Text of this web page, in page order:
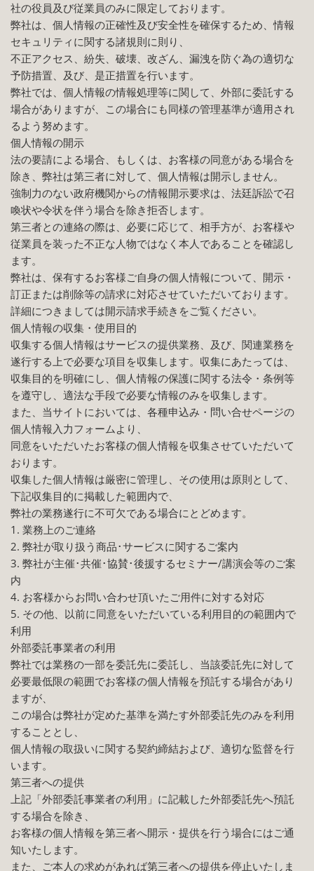
社の役員及び従業員のみに限定しております。
弊社は、個人情報の正確性及び安全性を確保するため、情報
セキュリティに関する諸規則に則り、
不正アクセス、紛失、破壊、改ざん、漏洩を防ぐ為の適切な
予防措置、及び、是正措置を行います。
弊社では、個人情報の情報処理等に関して、外部に委託する
場合がありますが、この場合にも同様の管理基準が適用され
るよう努めます。
個人情報の開示
法の要請による場合、もしくは、お客様の同意がある場合を
除き、弊社は第三者に対して、個人情報は開示しません。
強制力のない政府機関からの情報開示要求は、法廷訴訟で召
喚状や令状を伴う場合を除き拒否します。
第三者との連絡の際は、必要に応じて、相手方が、お客様や
従業員を装った不正な人物ではなく本人であることを確認し
ます。
弊社は、保有するお客様ご自身の個人情報について、開示・
訂正または削除等の請求に対応させていただいております。
詳細につきましては開示請求手続きをご覧ください。
個人情報の収集・使用目的
収集する個人情報はサービスの提供業務、及び、関連業務を
遂行する上で必要な項目を収集します。収集にあたっては、
収集目的を明確にし、個人情報の保護に関する法令・条例等
を遵守し、適法な手段で必要な情報のみを収集します。
また、当サイトにおいては、各種申込み・問い合せページの
個人情報入力フォームより、
同意をいただいたお客様の個人情報を収集させていただいて
おります。
収集した個人情報は厳密に管理し、その使用は原則として、
下記収集目的に掲載した範囲内で、
弊社の業務遂行に不可欠である場合にとどめます。
1. 業務上のご連絡
2. 弊社が取り扱う商品･サービスに関するご案内
3. 弊社が主催･共催･協賛･後援するセミナー/講演会等のご案
内
4. お客様からお問い合わせ頂いたご用件に対する対応
5. その他、以前に同意をいただいている利用目的の範囲内で
利用
外部委託事業者の利用
弊社では業務の一部を委託先に委託し、当該委託先に対して
必要最低限の範囲でお客様の個人情報を預託する場合があり
ますが、
この場合は弊社が定めた基準を満たす外部委託先のみを利用
することとし、
個人情報の取扱いに関する契約締結および、適切な監督を行
います。
第三者への提供
上記「外部委託事業者の利用」に記載した外部委託先へ預託
する場合を除き、
お客様の個人情報を第三者へ開示・提供を行う場合にはご通
知いたします。
また、ご本人の求めがあれば第三者への提供を停止いたしま